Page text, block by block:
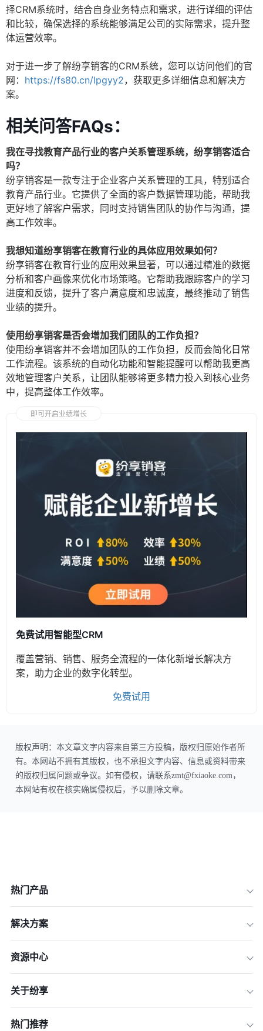
择CRM系统时，结合自身业务特点和需求，进行详细的评估
和比较，确保选择的系统能够满足公司的实际需求，提升整
体运营效率。
对于进一步了解纷享销客的CRM系统，您可以访问他们的官
网： https://fs80.cn/lpgyy2，获取更多详细信息和解决方
案。
相关问答FAQs：
我在寻找教育产品行业的客户关系管理系统，纷享销客适合
吗？
纷享销客是一款专注于企业客户关系管理的工具，特别适合
教育产品行业。它提供了全面的客户数据管理功能，帮助我
更好地了解客户需求，同时支持销售团队的协作与沟通，提
高工作效率。
我想知道纷享销客在教育行业的具体应用效果如何？
纷享销客在教育行业的应用效果显著，可以通过精准的数据
分析和客户画像来优化市场策略。它帮助我跟踪客户的学习
进度和反馈，提升了客户满意度和忠诚度，最终推动了销售
业绩的提升。
使用纷享销客是否会增加我们团队的工作负担？
使用纷享销客并不会增加团队的工作负担，反而会简化日常
工作流程。该系统的自动化功能和智能提醒可以帮助我更高
效地管理客户关系，让团队能够将更多精力投入到核心业务
中，提高整体工作效率。
即可开启业绩增长
免费试用智能型CRM
覆盖营销、销售、服务全流程的一体化新增长解决方
案，助力企业的数字化转型。
免费试用
版权声明：本文章文字内容来自第三方投稿，版权归原始作者所
有。本网站不拥有其版权，也不承担文字内容、信息或资料带来
的版权归属问题或争议。如有侵权，请联系zmt@fxiaoke.com，
本网站有权在核实确属侵权后，予以删除文章。
热门产品
解决方案
资源中心
关于纷享
热门推荐